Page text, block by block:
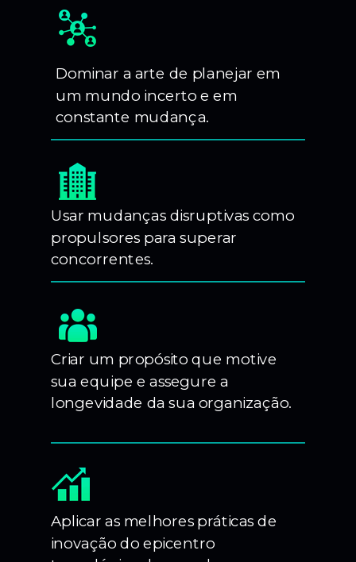
Dominar a arte de planejar em
um mundo incerto e em
constante mudança.
Usar mudanças disruptivas como
propulsores para superar
concorrentes.
Criar um propósito que motive
sua equipe e assegure a
longevidade da sua organização.
Aplicar as melhores práticas de
inovação do epicentro